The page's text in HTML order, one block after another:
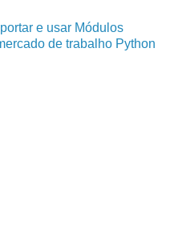
e usar Módulos
de trabalho Python